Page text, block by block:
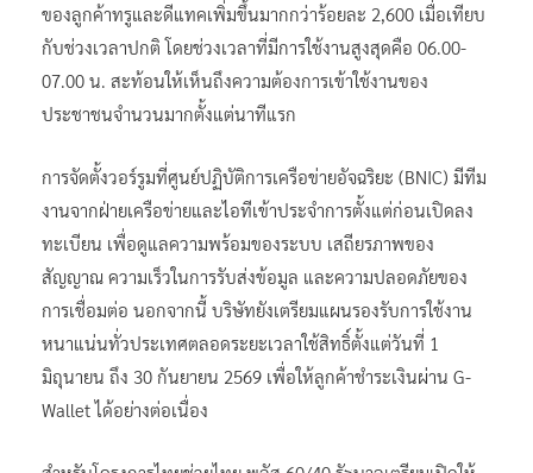
ของลูกค้าทรูและดีแทคเพิ่มขึ้นมากกว่าร้อยละ 2,600 เมื่อเทียบ
กับช่วงเวลาปกติ โดยช่วงเวลาที่มีการใช้งานสูงสุดคือ 06.00-
07.00 น. สะท้อนให้เห็นถึงความต้องการเข้าใช้งานของ
ประชาชนจำนวนมากตั้งแต่นาทีแรก
การจัดตั้งวอร์รูมที่ศูนย์ปฏิบัติการเครือข่ายอัจฉริยะ (BNIC) มีทีม
งานจากฝ่ายเครือข่ายและไอทีเข้าประจำการตั้งแต่ก่อนเปิดลง
ทะเบียน เพื่อดูแลความพร้อมของระบบ เสถียรภาพของ
สัญญาณ ความเร็วในการรับส่งข้อมูล และความปลอดภัยของ
การเชื่อมต่อ นอกจากนี้ บริษัทยังเตรียมแผนรองรับการใช้งาน
หนาแน่นทั่วประเทศตลอดระยะเวลาใช้สิทธิ์ตั้งแต่วันที่ 1
มิถุนายน ถึง 30 กันยายน 2569 เพื่อให้ลูกค้าชำระเงินผ่าน G-
Wallet ได้อย่างต่อเนื่อง